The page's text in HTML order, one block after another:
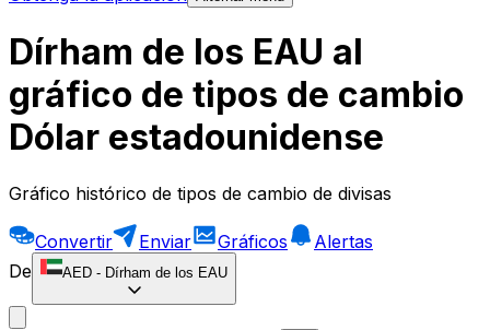
Dírham de los EAU al
gráfico de tipos de cambio
Dólar estadounidense
Gráfico histórico de tipos de cambio de divisas
Convertir Enviar Gráficos
Alertas
De
AED - Dírham de los EAU